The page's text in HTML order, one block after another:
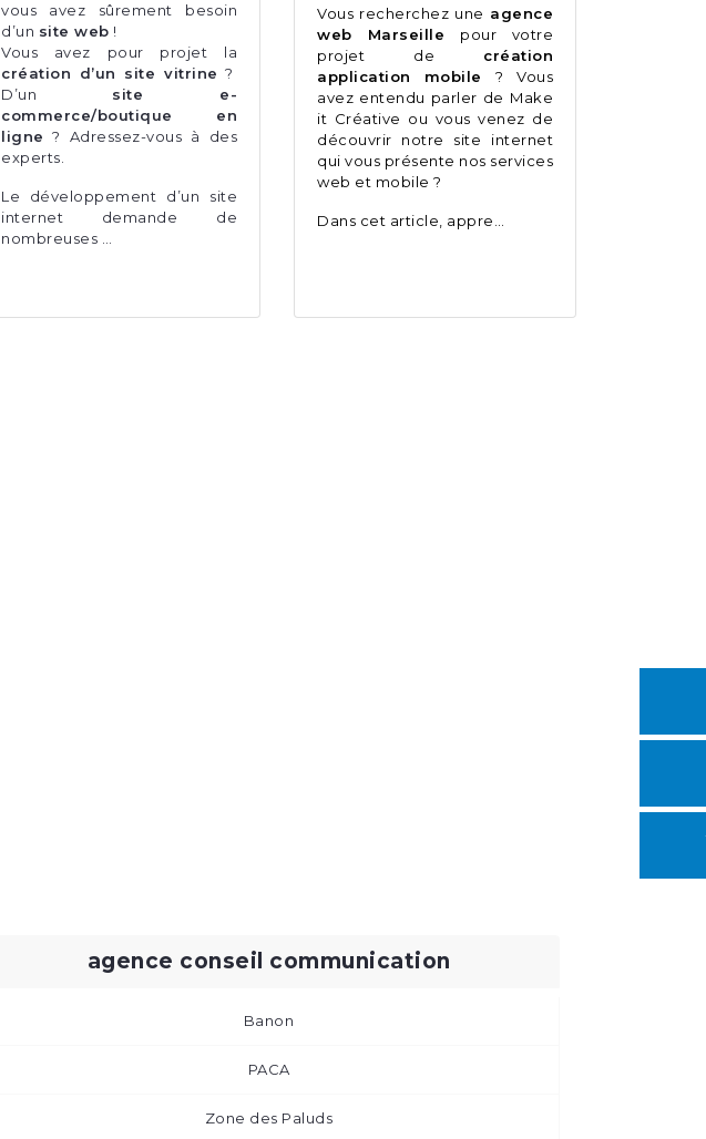
vous avez sûrement besoin
d’un site web !
Vous avez pour projet la
création d’un site vitrine ?
D’un site e-
commerce/boutique en
ligne ? Adressez-vous à des
experts.
Le développement d’un site
internet demande de
nombreuses …
Vous recherchez une agence
web Marseille pour votre
projet de création
application mobile? Vous
avez entendu parler de Make
it Créative ou vous venez de
découvrir notre site internet
qui vous présente nos services
web et mobile ?
Dans cet article, appre…
agence conseil communication
Banon
PACA
Zone des Paluds